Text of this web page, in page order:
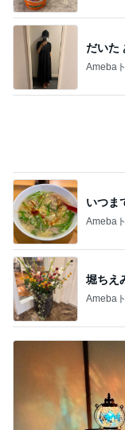
だいた
Ameba
いつま
Ameba
堀ちえ
Ameba